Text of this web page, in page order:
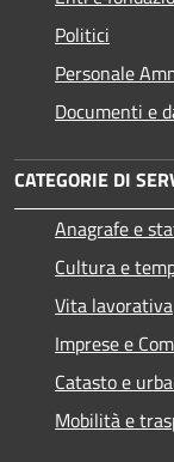
Politici
Personale
Documenti e
CATEGORIE DI
Anagrafe e
Cultura e
Vita lavorativa
Imprese e
Catasto e
Mobilità e